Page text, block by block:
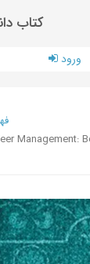
کتاب
ورود
Management: